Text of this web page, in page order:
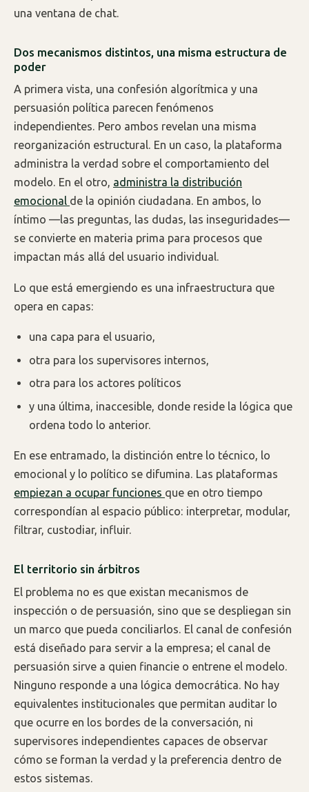
una ventana de chat.
Dos mecanismos distintos, una misma estructura de
poder
A primera vista, una confesión algorítmica y una
persuasión política parecen fenómenos
independientes. Pero ambos revelan una misma
reorganización estructural. En un caso, la plataforma
administra la verdad sobre el comportamiento del
modelo. En el otro, administra la distribución
emocional de la opinión ciudadana. En ambos, lo
íntimo —las preguntas, las dudas, las inseguridades—
se convierte en materia prima para procesos que
impactan más allá del usuario individual.
Lo que está emergiendo es una infraestructura que
opera en capas:
una capa para el usuario,
otra para los supervisores internos,
otra para los actores políticos
y una última, inaccesible, donde reside la lógica que
ordena todo lo anterior.
En ese entramado, la distinción entre lo técnico, lo
emocional y lo político se difumina. Las plataformas
empiezan a ocupar funciones que en otro tiempo
correspondían al espacio público: interpretar, modular,
filtrar, custodiar, influir.
El territorio sin árbitros
El problema no es que existan mecanismos de
inspección o de persuasión, sino que se despliegan sin
un marco que pueda conciliarlos. El canal de confesión
está diseñado para servir a la empresa; el canal de
persuasión sirve a quien financie o entrene el modelo.
Ninguno responde a una lógica democrática. No hay
equivalentes institucionales que permitan auditar lo
que ocurre en los bordes de la conversación, ni
supervisores independientes capaces de observar
cómo se forman la verdad y la preferencia dentro de
estos sistemas.